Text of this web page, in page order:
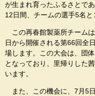
が生まれ育ったふるさとで
12日間、チームの選手5名と
この再春館製薬所チーム
日から開催される第66回全
場します。この大会は、団
となっており、里帰りした
います。
また、この機会に、7月5